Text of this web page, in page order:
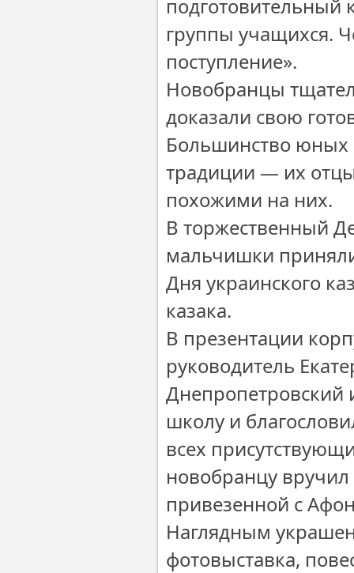
подготовительный
группы учащихся.
поступление».
Новобранцы
доказали свою
Большинство юных
традиции — их
похожими на них.
В торжественный
мальчишки
Дня украинского
казака.
В презентации
руководитель
Днепропетровский
школу и
всех
новобранцу
привезенной с
Наглядным
фотовыставка,